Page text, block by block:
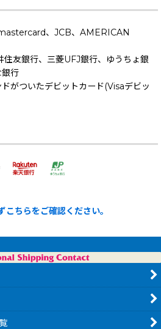
、JCB、AMERICAN
住友銀行、三菱UFJ銀行、ゆうちょ銀
行
ドがついたデビットカード(Visaデビッ
ちらをご確認ください。